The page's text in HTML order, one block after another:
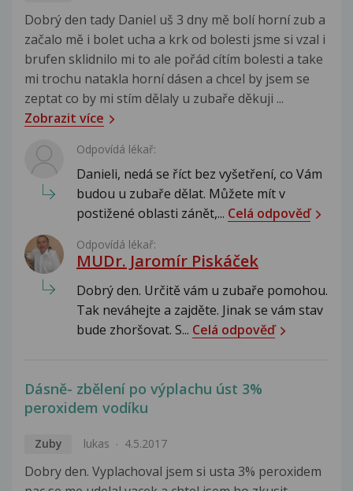
Dobrý den tady Daniel uš 3 dny mě bolí horní zub a
začalo mě i bolet ucha a krk od bolesti jsme si vzal i
brufen sklidnilo mi to ale pořád cítím bolesti a take
mi trochu natakla horní dásen a chcel by jsem se
zeptat co by mi stím dělaly u zubaře děkuji ...
Zobrazit více
Odpovídá lékař:
Danieli, nedá se říct bez vyšetření, co Vám
budou u zubaře dělat. Můžete mít v
postižené oblasti zánět,... Celá odpověď
Odpovídá lékař:
MUDr. Jaromír Piskáček
Dobrý den. Určitě vám u zubaře pomohou.
Tak neváhejte a zajděte. Jinak se vám stav
bude zhoršovat. S... Celá odpověď
Dásně- zbělení po výplachu úst 3%
peroxidem vodíku
Zuby lukas 4.5.2017
Dobry den. Vyplachoval jsem si usta 3% peroxidem